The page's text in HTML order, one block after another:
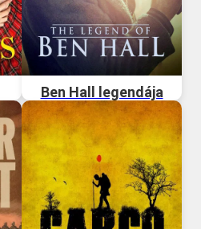
Ben Hall legendája